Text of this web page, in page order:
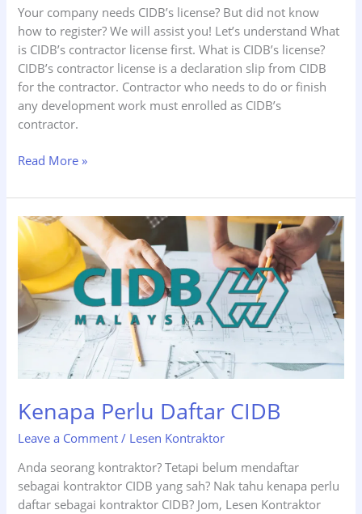
Your company needs CIDB’s license? But did not know
how to register? We will assist you! Let’s understand What
is CIDB’s contractor license first. What is CIDB’s license?
CIDB’s contractor license is a declaration slip from CIDB
for the contractor. Contractor who needs to do or finish
any development work must enrolled as CIDB’s
contractor.
Read More »
Kenapa Perlu Daftar CIDB
Leave a Comment / Lesen Kontraktor
Anda seorang kontraktor? Tetapi belum mendaftar
sebagai kontraktor CIDB yang sah? Nak tahu kenapa perlu
daftar sebagai kontraktor CIDB? Jom, Lesen Kontraktor
Kenapa
Perlu
Daftar
CIDB